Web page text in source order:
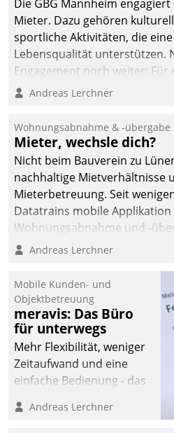
Die GBG Mannheim
Mieter. Dazu gehören
sportliche Aktivitäten, die
Lebensqualität unterstützen.
Engagement noch weiter: Für
von Beschwerden – oder Lob
und Beschwerde-
ein.
Andreas Lerchner
Wohnungsabnahme & -übergabe
Mieter, wechsle dich?
Nicht beim Bauverein zu
nachhaltige Mietverhältnisse
Mieterbetreuung. Seit
Datatrains mobile
Wohnungsabnahme und -
Mieter wohlgeordnet kommen
Andreas Lerchner
Mobile Kunden- und
Objektbetreuung
meravis: Das Büro
für unterwegs
Mehr Flexibilität, weniger
Zeitaufwand und eine
einfache Bedienung - das
Cockpit für mobile
Andreas Lerchner